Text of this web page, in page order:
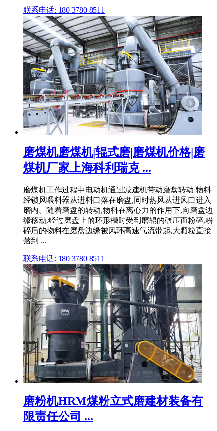
联系电话: 180 3780 8511
磨煤机磨煤机|辊式磨|磨煤机价格|磨
煤机厂家上海科利瑞克 ...
磨煤机工作过程中电动机通过减速机带动磨盘转动,物料
经锁风喂料器从进料口落在磨盘,同时热风从进风口进入
磨内。随着磨盘的转动,物料在离心力的作用下,向磨盘边
缘移动,经过磨盘上的环形槽时受到磨辊的碾压而粉碎,粉
碎后的物料在磨盘边缘被风环高速气流带起,大颗粒直接
落到 ...
联系电话: 180 3780 8511
磨粉机HRM煤粉立式磨建材装备有
限责任公司 ...